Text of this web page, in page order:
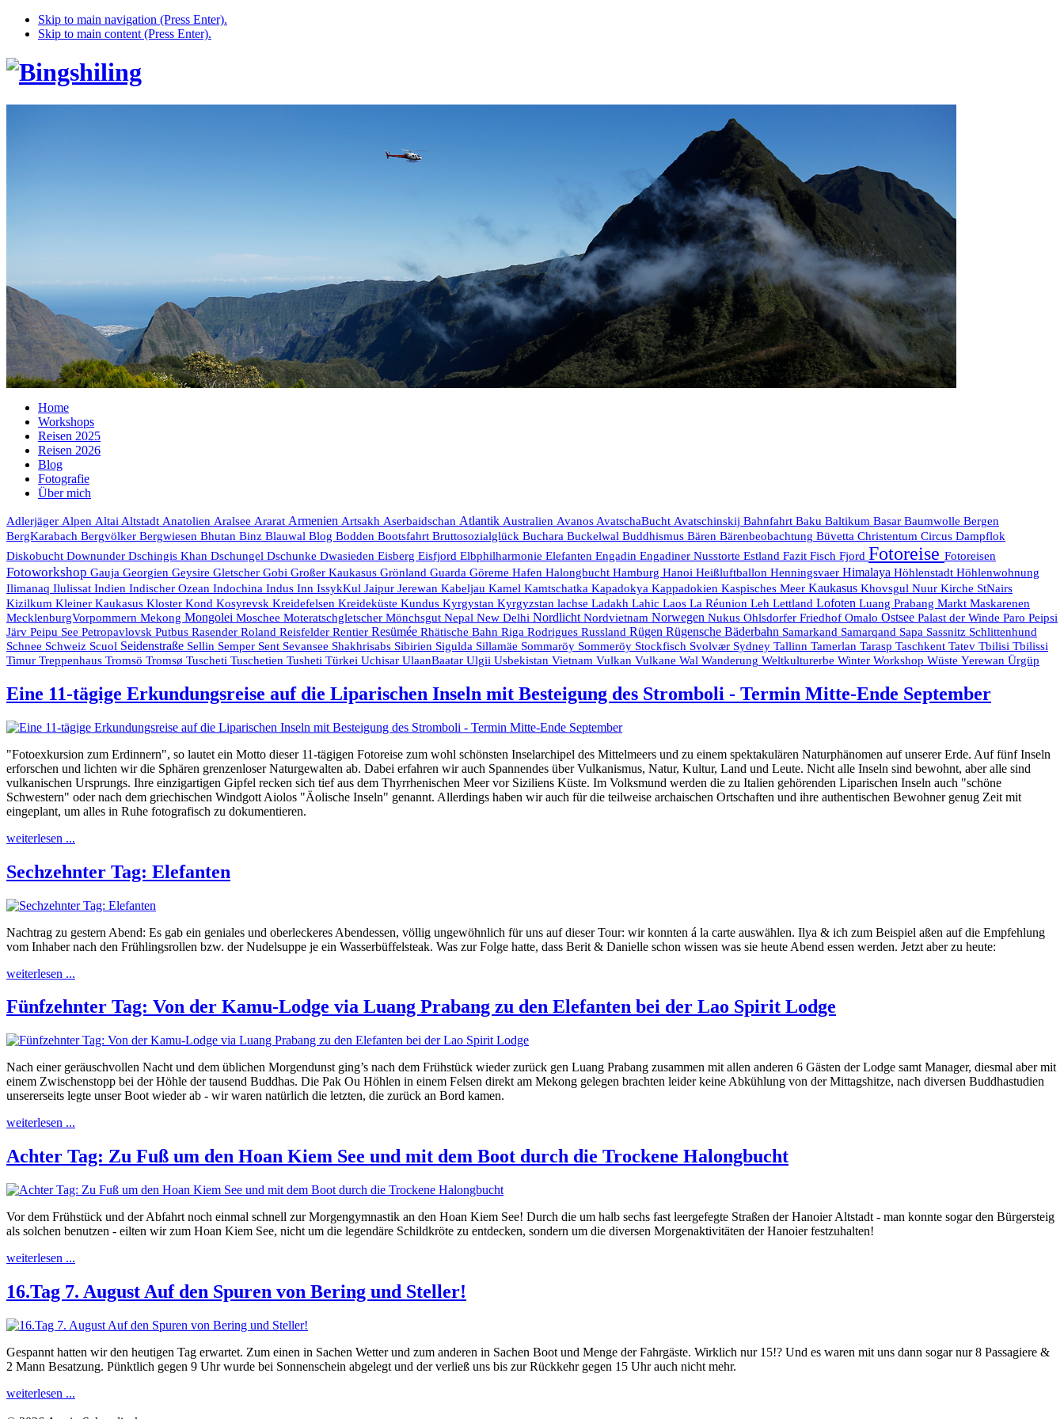
Skip to main navigation (Press Enter).
Skip to main content (Press Enter).
Home
Workshops
Reisen 2025
Reisen 2026
Blog
Fotografie
Über mich
Adlerjäger Alpen Altai Altstadt Anatolien Aralsee Ararat Armenien Artsakh Aserbaidschan Atlantik Australien Avanos AvatschaBucht Avatschinskij Bahnfahrt Baku Baltikum Basar Baumwolle Bergen
BergKarabach Bergvölker Bergwiesen Bhutan Binz Blauwal Blog Bodden Bootsfahrt Bruttosozialglück Buchara Buckelwal Buddhismus Bären Bärenbeobachtung Büvetta Christentum Circus Dampflok
Diskobucht Downunder Dschingis Khan Dschungel Dschunke Dwasieden Eisberg Eisfjord Elbphilharmonie Elefanten Engadin Engadiner Nusstorte Estland Fazit Fisch Fjord Fotoreise Fotoreisen
Fotoworkshop Gauja Georgien Geysire Gletscher Gobi Großer Kaukasus Grönland Guarda Göreme Hafen Halongbucht Hamburg Hanoi Heißluftballon Henningsvaer Himalaya Höhlenstadt Höhlenwohnung
Ilimanaq Ilulissat Indien Indischer Ozean Indochina Indus Inn IssykKul Jaipur Jerewan Kabeljau Kamel Kamtschatka Kapadokya Kappadokien Kaspisches Meer Kaukasus Khovsgul Nuur Kirche StNairs
Kizilkum Kleiner Kaukasus Kloster Kond Kosyrevsk Kreidefelsen Kreideküste Kundus Kyrgystan Kyrgyzstan lachse Ladakh Lahic Laos La Réunion Leh Lettland Lofoten Luang Prabang Markt Maskarenen
MecklenburgVorpommern Mekong Mongolei Moschee Moteratschgletscher Mönchsgut Nepal New Delhi Nordlicht Nordvietnam Norwegen Nukus Ohlsdorfer Friedhof Omalo Ostsee Palast der Winde Paro Peipsi
Järv Peipu See Petropavlovsk Putbus Rasender Roland Reisfelder Rentier Resümée Rhätische Bahn Riga Rodrigues Russland Rügen Rügensche Bäderbahn Samarkand Samarqand Sapa Sassnitz Schlittenhund
Schnee Schweiz Scuol Seidenstraße Sellin Semper Sent Sevansee Shakhrisabs Sibirien Sigulda Sillamäe Sommaröy Sommeröy Stockfisch Svolvær Sydney Tallinn Tamerlan Tarasp Taschkent Tatev Tbilisi Tbilissi
Timur Treppenhaus Tromsö Tromsø Tuscheti Tuschetien Tusheti Türkei Uchisar UlaanBaatar Ulgii Usbekistan Vietnam Vulkan Vulkane Wal Wanderung Weltkulturerbe Winter Workshop Wüste Yerewan Ürgüp
Eine 11-tägige Erkundungsreise auf die Liparischen Inseln mit Besteigung des Stromboli - Termin Mitte-Ende September
"Fotoexkursion zum Erdinnern", so lautet ein Motto dieser 11-tägigen Fotoreise zum wohl schönsten Inselarchipel des Mittelmeers und zu einem spektakulären Naturphänomen auf unserer Erde. Auf fünf Inseln
erforschen und lichten wir die Sphären grenzenloser Naturgewalten ab. Dabei erfahren wir auch Spannendes über Vulkanismus, Natur, Kultur, Land und Leute. Nicht alle Inseln sind bewohnt, aber alle sind
vulkanischen Ursprungs. Ihre einzigartigen Gipfel recken sich tief aus dem Thyrrhenischen Meer vor Siziliens Küste. Im Volksmund werden die zu Italien gehörenden Liparischen Inseln auch "schöne
Schwestern" oder nach dem griechischen Windgott Aiolos "Äolische Inseln" genannt. Allerdings haben wir auch für die teilweise archaischen Ortschaften und ihre authentischen Bewohner genug Zeit mit
eingeplant, um alles in Ruhe fotografisch zu dokumentieren.
weiterlesen ...
Sechzehnter Tag: Elefanten
Nachtrag zu gestern Abend: Es gab ein geniales und oberleckeres Abendessen, völlig ungewöhnlich für uns auf dieser Tour: wir konnten á la carte auswählen. Ilya & ich zum Beispiel aßen auf die Empfehlung
vom Inhaber nach den Frühlingsrollen bzw. der Nudelsuppe je ein Wasserbüffelsteak. Was zur Folge hatte, dass Berit & Danielle schon wissen was sie heute Abend essen werden. Jetzt aber zu heute:
weiterlesen ...
Fünfzehnter Tag: Von der Kamu-Lodge via Luang Prabang zu den Elefanten bei der Lao Spirit Lodge
Nach einer geräuschvollen Nacht und dem üblichen Morgendunst ging’s nach dem Frühstück wieder zurück gen Luang Prabang zusammen mit allen anderen 6 Gästen der Lodge samt Manager, diesmal aber mit
einem Zwischenstopp bei der Höhle der tausend Buddhas. Die Pak Ou Höhlen in einem Felsen direkt am Mekong gelegen brachten leider keine Abkühlung von der Mittagshitze, nach diversen Buddhastudien
unsererseits legte unser Boot wieder ab - wir waren natürlich die letzten, die zurück an Bord kamen.
weiterlesen ...
Achter Tag: Zu Fuß um den Hoan Kiem See und mit dem Boot durch die Trockene Halongbucht
Vor dem Frühstück und der Abfahrt noch einmal schnell zur Morgengymnastik an den Hoan Kiem See! Durch die um halb sechs fast leergefegte Straßen der Hanoier Altstadt - man konnte sogar den Bürgersteig
als solchen benutzen - eilten wir zum Hoan Kiem See, nicht um die legendäre Schildkröte zu entdecken, sondern um die diversen Morgenaktivitäten der Hanoier festzuhalten!
weiterlesen ...
16.Tag 7. August Auf den Spuren von Bering und Steller!
Gespannt hatten wir den heutigen Tag erwartet. Zum einen in Sachen Wetter und zum anderen in Sachen Boot und Menge der Fahrgäste. Wirklich nur 15!? Und es waren mit uns dann sogar nur 8 Passagiere &
2 Mann Besatzung. Pünktlich gegen 9 Uhr wurde bei Sonnenschein abgelegt und der verließ uns bis zur Rückkehr gegen 15 Uhr auch nicht mehr.
weiterlesen ...